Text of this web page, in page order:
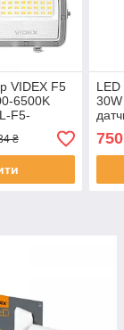
VIDEX F5
6500K
F5-
₴
LED
(VL-